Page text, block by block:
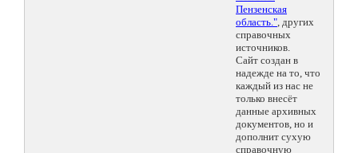
Пензенская
область.", других
справочных
источников.
Сайт создан в
надежде на то, что
каждый из нас не
только внесёт
данные архивных
документов, но и
дополнит сухую
справочную